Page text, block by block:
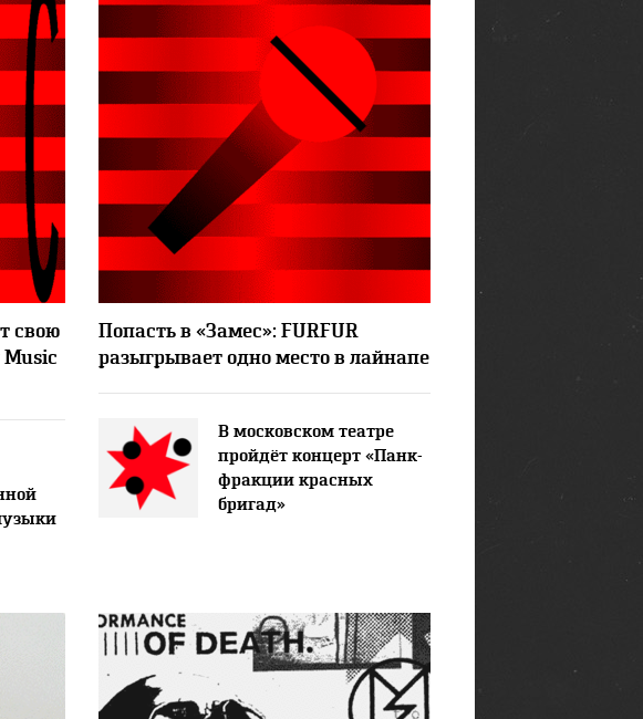
свою
Music
Попасть в «Замес»: FURFUR
разыгрывает одно место в лайнапе
В московском театре
пройдёт концерт «Панк-
фракции красных
бригад»